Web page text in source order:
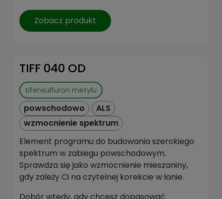
Zobacz produkt
TIFF 040 OD
tifensulfuron metylu
powschodowo
ALS
wzmocnienie spektrum
Element programu do budowania szerokiego
spektrum w zabiegu powschodowym.
Sprawdza się jako wzmocnienie mieszaniny,
gdy zależy Ci na czytelnej korekcie w łanie.
Dobór wtedy, gdy chcesz dopasować